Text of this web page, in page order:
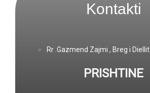
Kontakti
Rr .Gazmend Zajmi , Breg i Diellit
PRISHTINE